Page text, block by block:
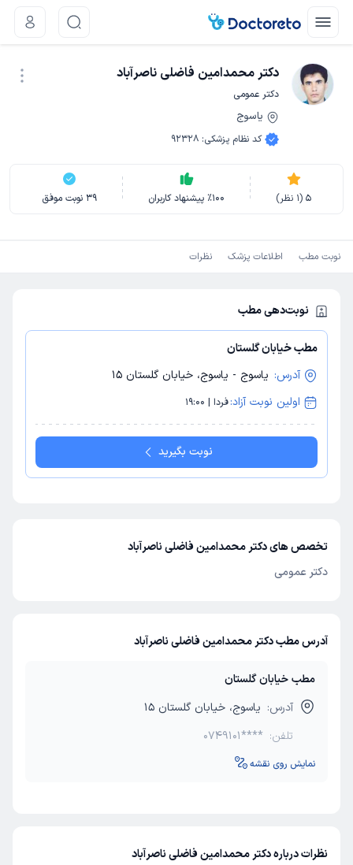
دکتر محمدامین فاضلی ناصرآباد
دکتر عمومی
یاسوج
کد نظام پزشکی:
92328
5
(
1 نظر) ٪100 پیشنهاد کاربران 39 نوبت موفق
نوبت مطب اطلاعات پزشک نظرات
نوبت‌دهی مطب
مطب خیابان گلستان
آدرس: یاسوج - یاسوج، خیابان گلستان 15
اولین نوبت آزاد:فردا | 19:00
نوبت بگیرید
تخصص های دکتر محمدامین فاضلی ناصرآباد
دکتر عمومی
آدرس مطب دکتر محمدامین فاضلی ناصرآباد
مطب خیابان گلستان
آدرس: یاسوج، خیابان گلستان 15
تلفن: 0749101****
نمایش روی نقشه
نظرات درباره دکتر محمدامین فاضلی ناصرآباد